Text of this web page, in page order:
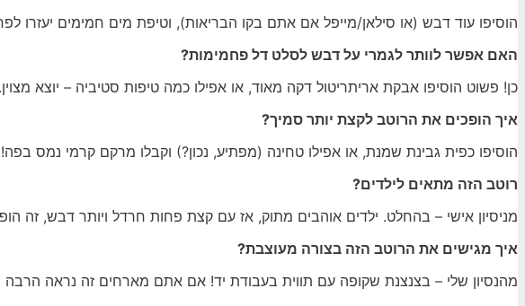
הוסיפו עוד דבש (או סילאן/מייפל אם אתם בקו הבריאות), וטיפת מים חמימים יעזרו
האם אפשר לוותר לגמרי על דבש לסלט דל פחמימות?
כן! פשוט הוסיפו אבקת אריתריטול דקה מאוד, או אפילו כמה טיפות סטיביה – יוצא
איך הופכים את הרוטב לקצת יותר סמיך?
הוסיפו כפית גבינת שמנת, או אפילו טחינה (מפתיע, נכון?) וקבלו מרקם קרמי נמס בפה!
רוטב הזה מתאים לילדים?
מניסיון אישי – בהחלט. ילדים אוהבים מתוק, אז עם קצת פחות חרדל ויותר דבש, זה
איך מגישים את הרוטב הזה בצורה מעוצבת?
מהנסיון שלי – בצנצנת שקופה עם תווית בעבודת יד! אם אתם מארחים זה נראה הרבה